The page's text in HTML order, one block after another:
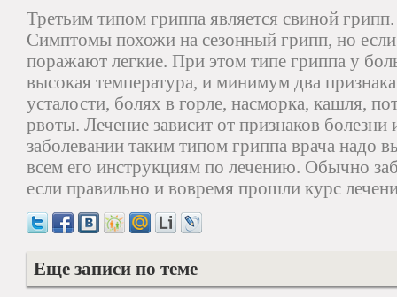
Третьим типом гриппа является свиной
Симптомы похожи на сезонный грипп, но
поражают легкие. При этом типе гриппа у
высокая температура, и минимум два
усталости, болях в горле, насморка, кашля,
рвоты. Лечение зависит от признаков
заболевании таким типом гриппа врача надо
всем его инструкциям по лечению. Обычно
если правильно и вовремя прошли курс
Еще записи по теме